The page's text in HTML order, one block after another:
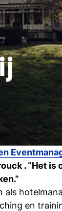
. “Het
als
en